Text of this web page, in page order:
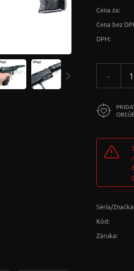
Cena za:
Cena bez
DPH:
-
Séria/
Kód:
Záruka: